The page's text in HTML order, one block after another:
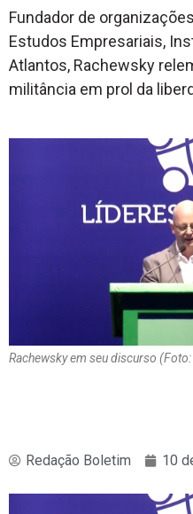
Fundador de
Estudos Empresariais,
Atlantos, Rachewsky
militância em prol da
Rachewsky em seu discurso
Redação Boletim 10